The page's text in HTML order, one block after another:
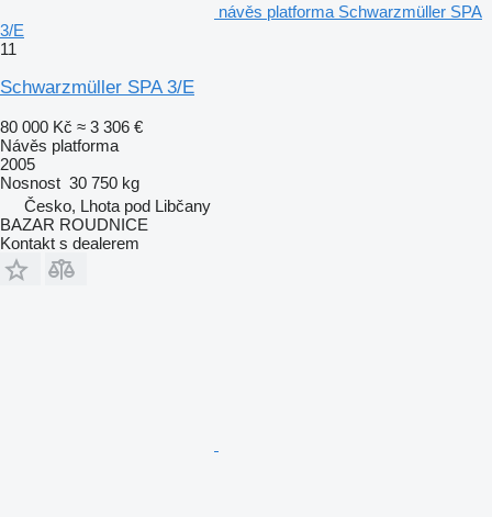
návěs platforma Schwarzmüller SPA
3/E
11
Schwarzmüller SPA 3/E
80 000 Kč ≈ 3 306 €
Návěs platforma
2005
Nosnost 30 750 kg
Česko, Lhota pod Libčany
BAZAR ROUDNICE
Kontakt s dealerem